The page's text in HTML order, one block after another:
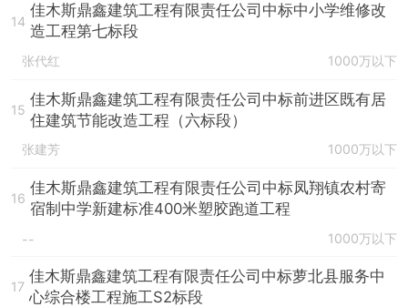
14
佳木斯鼎鑫建筑工程有限责任公司中标中小学维修改
造工程第七标段
张代红 1000万以下
15
佳木斯鼎鑫建筑工程有限责任公司中标前进区既有居
住建筑节能改造工程（六标段）
张建芳 1000万以下
16
佳木斯鼎鑫建筑工程有限责任公司中标凤翔镇农村寄
宿制中学新建标准400米塑胶跑道工程
-- 1000万以下
17
佳木斯鼎鑫建筑工程有限责任公司中标萝北县服务中
心综合楼工程施工S2标段